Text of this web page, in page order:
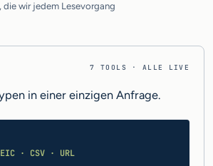
die wir jedem Lesevorgang
7 TOOLS · ALLE LIVE
in einer einzigen Anfrage.
· CSV · URL